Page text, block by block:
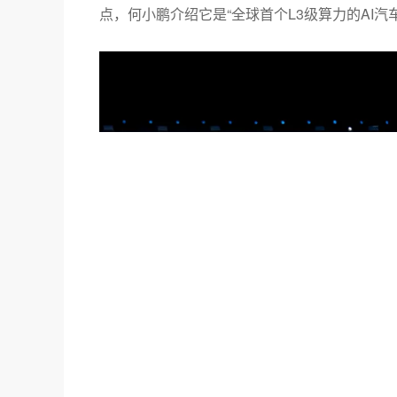
点，何小鹏介绍它是“全球首个L3级算力的AI汽